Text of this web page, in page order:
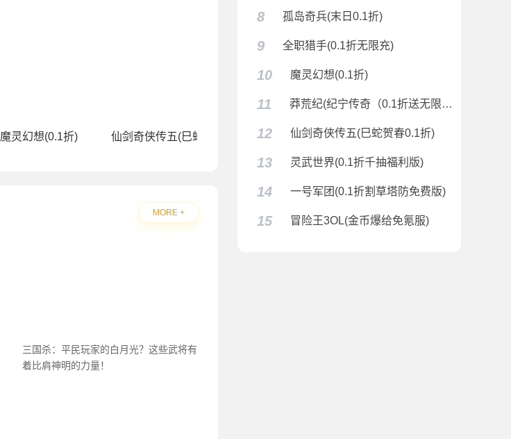
魔灵幻想(0.1折) 仙剑奇侠传五(巳蛇贺春0.1折)
MORE +
三国杀：平民玩家的白月光？这些武将有
着比肩神明的力量！
8 孤岛奇兵(末日0.1折)
9 全职猎手(0.1折无限充)
10 魔灵幻想(0.1折)
11 莽荒纪(纪宁传奇（0.1折送无限连抽）)
12 仙剑奇侠传五(巳蛇贺春0.1折)
13 灵武世界(0.1折千抽福利版)
14 一号军团(0.1折割草塔防免费版)
15 冒险王3OL(金币爆给免氪服)